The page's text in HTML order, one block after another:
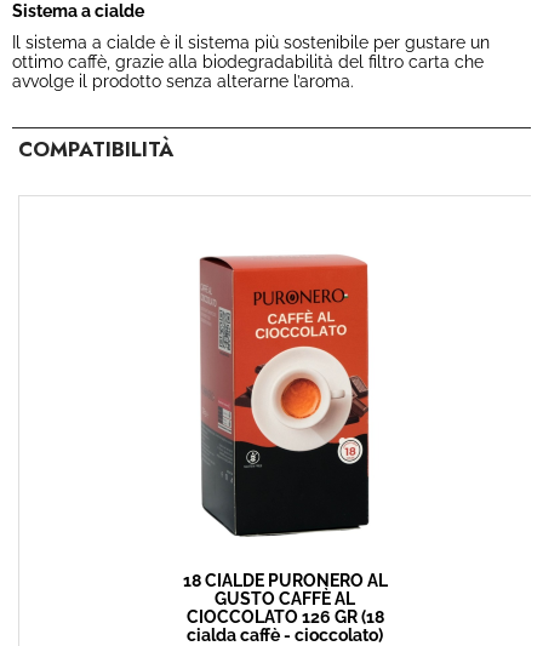
Sistema a cialde
Il sistema a cialde è il sistema più sostenibile per gustare un
ottimo caffè, grazie alla biodegradabilità del filtro carta che
avvolge il prodotto senza alterarne l’aroma.
COMPATIBILITÀ
18 CIALDE PURONERO AL
GUSTO CAFFÈ AL
CIOCCOLATO 126 GR (18
cialda caffè - cioccolato)